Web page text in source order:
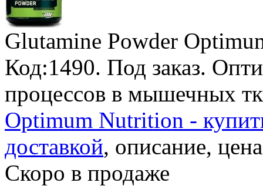
Glutamine Powder
Код:1490. Под заказ.
процессов в мышечных
Optimum Nutrition -
доставкой, описание,
Скоро в продаже